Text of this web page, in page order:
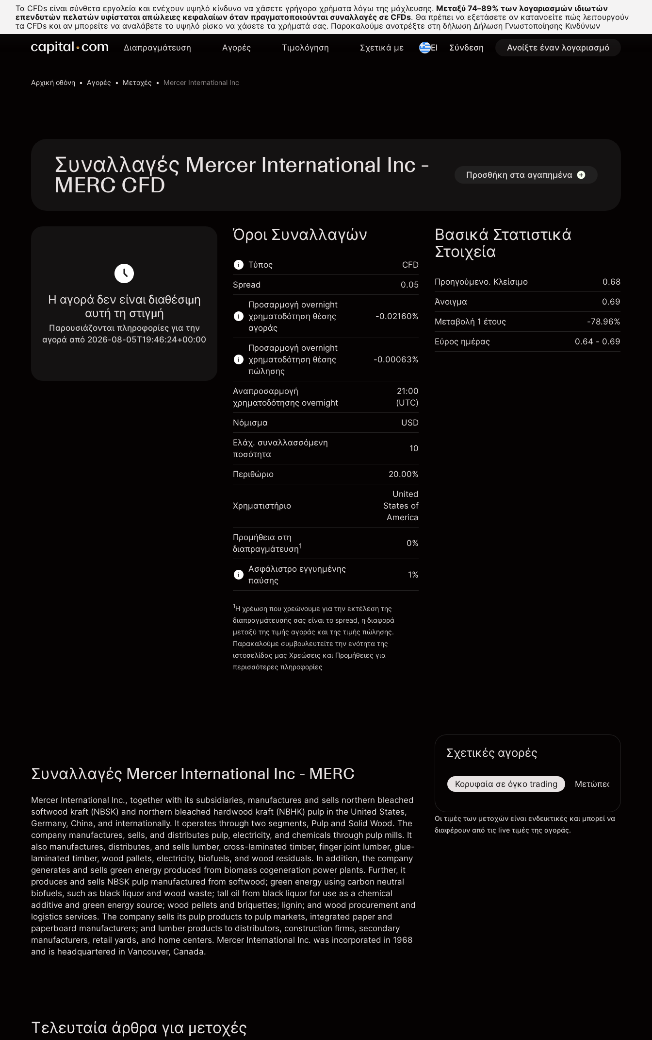
Τα CFDs είναι σύνθετα εργαλεία και ενέχουν υψηλό κίνδυνο να χάσετε γρήγορα χρήματα λόγω της μόχλευσης. Μεταξύ 74–89% των λογαριασμών ιδιωτών
επενδυτών πελατών υφίσταται απώλειες κεφαλαίων όταν πραγματοποιούνται συναλλαγές σε CFDs. Θα πρέπει να εξετάσετε αν κατανοείτε πώς λειτουργούν
τα CFDs και αν μπορείτε να αναλάβετε το υψηλό ρίσκο να χάσετε τα χρήματά σας. Παρακαλούμε ανατρέξτε στη δήλωση Δήλωση Γνωστοποίησης Κινδύνων
Διαπραγμάτευση Αγορές Τιμολόγηση Σχετικά με El Σύνδεση Ανοίξτε έναν λογαριασμό
Αρχική οθόνη Αγορές Μετοχές Mercer International Inc
Συναλλαγές Mercer International Inc -
MERC CFD Προσθήκη στα αγαπημένα
Η αγορά δεν είναι διαθέσιμη
αυτή τη στιγμή
Παρουσιάζονται πληροφορίες για την
αγορά από 2026-08-05T19:46:24+00:00
Όροι Συναλλαγών
Τύπος
Αυτή η χρηματοπιστωτική αγορά είναι
διαθέσιμη για διαπραγμάτευση CFD.
Μάθετε περισσότερα σχετικά με:
CFDs
CFD
Spread 0.05
Προσαρμογή overnight
χρηματοδότηση θέσης
αγοράς
Περιθώριο. Η επένδυσή
σας
$1,000.00
Αναπροσαρμογή
χρηματοδότησης κατά τη
διάρκεια της νύχτας
Χρεώσεις από την πλήρη αξία
της θέσης
-0.021596
(-$1.08)
Μέγεθος διαπραγμάτευσης με μόχλευση
~$5,000.00
$4,000.00
Πηγαίνετε στην πλατφόρμα
-0.02160%
Προσαρμογή overnight
χρηματοδότηση θέσης
πώλησης
Περιθώριο. Η επένδυσή
σας
$1,000.00
Αναπροσαρμογή
διάρκεια της νύχτας
της θέσης
-0.000626
(-$0.03)
Μέγεθος διαπραγμάτευσης με μόχλευση
~$5,000.00
Χρήματα από μόχλευση ~
-0.00063%
Αναπροσαρμογή
χρηματοδότησης overnight
21:00
(UTC)
Νόμισμα USD
Ελάχ. συναλλασσόμενη
ποσότητα
10
Περιθώριο 20.00%
Χρηματιστήριο
United
States of
America
Προμήθεια στη
διαπραγμάτευση1 0%
Ασφάλιστρο εγγυημένης
παύσης
Χρεώσεις και Τέλη
1%
1Η χρέωση που χρεώνουμε για την εκτέλεση της
διαπραγμάτευσής σας είναι το spread, η διαφορά
μεταξύ της τιμής αγοράς και της τιμής πώλησης.
Παρακαλούμε συμβουλευτείτε την ενότητα της
ιστοσελίδας μας Χρεώσεις και Προμήθειες για
περισσότερες πληροφορίες
Βασικά Στατιστικά
Στοιχεία
Προηγούμενο. Κλείσιμο 0.68
Άνοιγμα 0.69
Μεταβολή 1 έτους -78.96%
Εύρος ημέρας 0.64 - 0.69
Συναλλαγές Mercer International Inc - MERC
Mercer International Inc., together with its subsidiaries, manufactures and sells northern bleached
softwood kraft (NBSK) and northern bleached hardwood kraft (NBHK) pulp in the United States,
Germany, China, and internationally. It operates through two segments, Pulp and Solid Wood. The
company manufactures, sells, and distributes pulp, electricity, and chemicals through pulp mills. It
also manufactures, distributes, and sells lumber, cross-laminated timber, finger joint lumber, glue-
laminated timber, wood pallets, electricity, biofuels, and wood residuals. In addition, the company
generates and sells green energy produced from biomass cogeneration power plants. Further, it
produces and sells NBSK pulp manufactured from softwood; green energy using carbon neutral
biofuels, such as black liquor and wood waste; tall oil from black liquor for use as a chemical
additive and green energy source; wood pellets and briquettes; lignin; and wood procurement and
logistics services. The company sells its pulp products to pulp markets, integrated paper and
paperboard manufacturers; and lumber products to distributors, construction firms, secondary
manufacturers, retail yards, and home centers. Mercer International Inc. was incorporated in 1968
and is headquartered in Vancouver, Canada.
Τελευταία άρθρα για μετοχές
Σχετικές αγορές
Κορυφαία σε όγκο trading Μετώπες
Οι τιμές των μετοχών είναι ενδεικτικές και μπορεί να
διαφέρουν από τις live τιμές της αγοράς.